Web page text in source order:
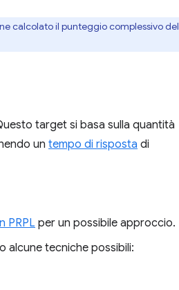
calcolato il punteggio complessivo del
target si basa sulla quantità
un tempo di risposta di
PRPL per un possibile approccio.
alcune tecniche possibili: